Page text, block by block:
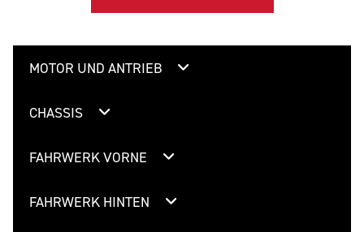
MOTOR UND ANTRIEB
CHASSIS
FAHRWERK VORNE
FAHRWERK HINTEN